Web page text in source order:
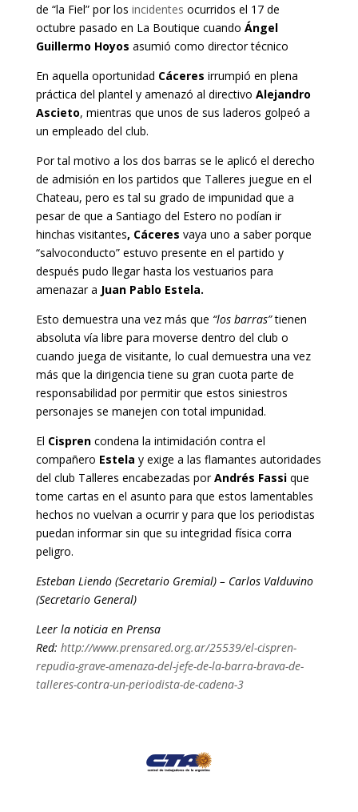
de “la Fiel” por los incidentes ocurridos el 17 de
octubre pasado en La Boutique cuando Ángel
Guillermo Hoyos asumió como director técnico
En aquella oportunidad Cáceres irrumpió en plena
práctica del plantel y amenazó al directivo Alejandro
Ascieto, mientras que unos de sus laderos golpeó a
un empleado del club.
Por tal motivo a los dos barras se le aplicó el derecho
de admisión en los partidos que Talleres juegue en el
Chateau, pero es tal su grado de impunidad que a
pesar de que a Santiago del Estero no podían ir
hinchas visitantes, Cáceres vaya uno a saber porque
“salvoconducto” estuvo presente en el partido y
después pudo llegar hasta los vestuarios para
amenazar a Juan Pablo Estela.
Esto demuestra una vez más que “los barras”tienen
absoluta vía libre para moverse dentro del club o
cuando juega de visitante, lo cual demuestra una vez
más que la dirigencia tiene su gran cuota parte de
responsabilidad por permitir que estos siniestros
personajes se manejen con total impunidad.
El Cisprencondena la intimidación contra el
compañero Estela y exige a las flamantes autoridades
del club Talleres encabezadas porAndrés Fassique
tome cartas en el asunto para que estos lamentables
hechos no vuelvan a ocurrir y para que los periodistas
puedan informar sin que su integridad física corra
peligro.
Esteban Liendo (Secretario Gremial) – Carlos Valduvino
(Secretario General)
Leer la noticia en Prensa
Red: http://www.prensared.org.ar/25539/el-cispren-
repudia-grave-amenaza-del-jefe-de-la-barra-brava-de-
talleres-contra-un-periodista-de-cadena-3